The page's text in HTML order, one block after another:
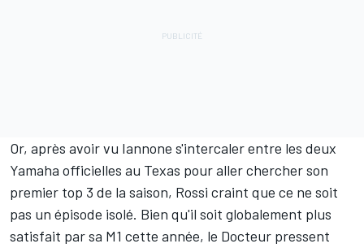
Or, après avoir vu Iannone s'intercaler entre les deux
Yamaha officielles au Texas pour aller chercher son
premier top 3 de la saison, Rossi craint que ce ne soit
pas un épisode isolé. Bien qu'il soit globalement plus
satisfait par sa M1 cette année, le Docteur pressent